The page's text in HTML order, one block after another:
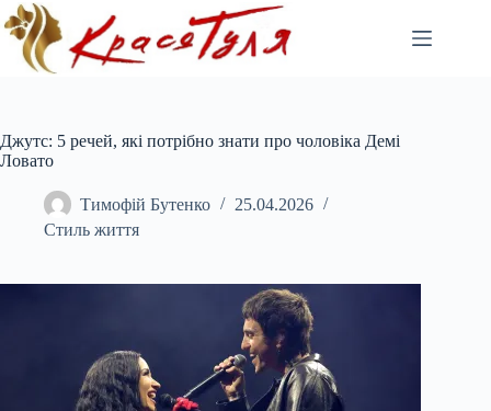
Перейти
до
вмісту
Джутс: 5 речей, які потрібно знати про чоловіка Демі
Ловато
Тимофій Бутенко
25.04.2026
Стиль життя